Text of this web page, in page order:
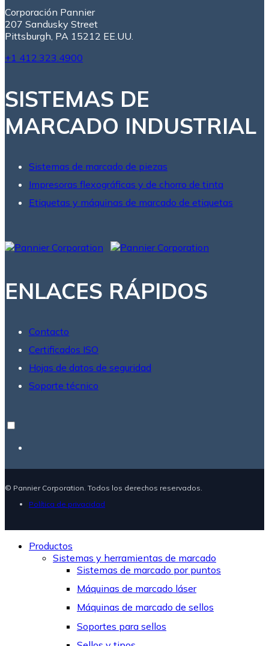
Corporación Pannier
207 Sandusky Street
Pittsburgh, PA 15212 EE.UU.
+1 412.323.4900
SISTEMAS DE
MARCADO INDUSTRIAL
Sistemas de marcado de piezas
Impresoras flexográficas y de chorro de tinta
Etiquetas y máquinas de marcado de etiquetas
ENLACES RÁPIDOS
Contacto
Certificados ISO
Hojas de datos de seguridad
Soporte técnico
© Pannier Corporation. Todos los derechos reservados.
Política de privacidad
Productos
Sistemas y herramientas de marcado
Sistemas de marcado por puntos
Máquinas de marcado láser
Máquinas de marcado de sellos
Soportes para sellos